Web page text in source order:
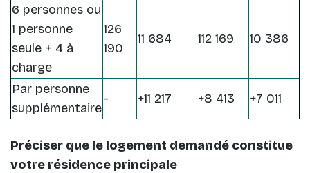
6 personnes ou
1 personne
seule + 4 à
charge
126
190
11 684 112 169 10 386
Par personne
supplémentaire
- +11 217 +8 413 +7 011
Préciser que le logement demandé constitue
votre résidence principale